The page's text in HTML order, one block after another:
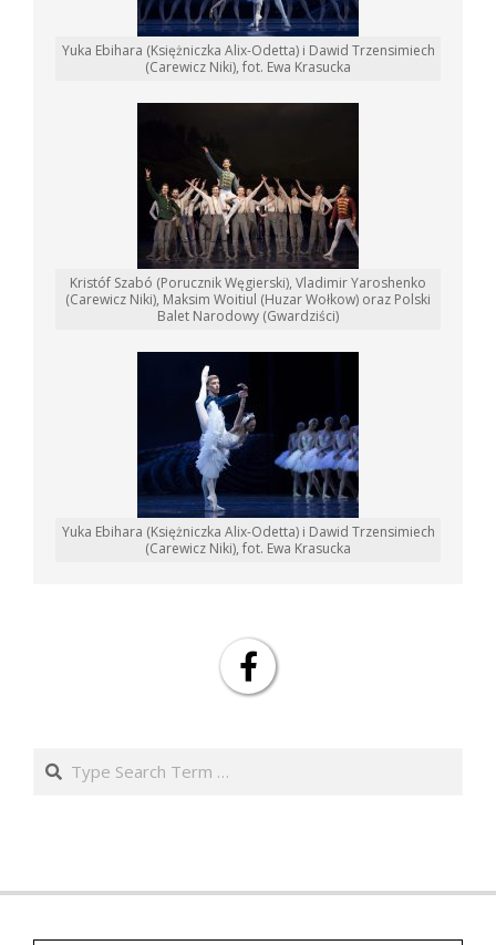
Yuka Ebihara (Księżniczka Alix-Odetta) i Dawid Trzensimiech
(Carewicz Niki), fot. Ewa Krasucka
Kristóf Szabó (Porucznik Węgierski), Vladimir Yaroshenko
(Carewicz Niki), Maksim Woitiul (Huzar Wołkow) oraz Polski
Balet Narodowy (Gwardziści)
Yuka Ebihara (Księżniczka Alix-Odetta) i Dawid Trzensimiech
(Carewicz Niki), fot. Ewa Krasucka
Search